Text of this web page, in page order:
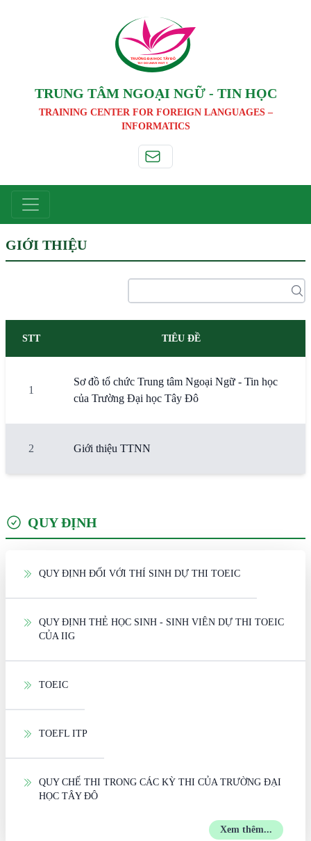
TRƯỜNG ĐẠI HỌC TÂY ĐÔ
TAY DO UNIVERSIT Y
TRUNG TÂM NGOẠI NGỮ - TIN HỌC
TRAINING CENTER FOR FOREIGN LANGUAGES –
INFORMATICS
GIỚI THIỆU
STT TIÊU ĐỀ
1
Sơ đồ tổ chức Trung tâm Ngoại Ngữ - Tin học
của Trường Đại học Tây Đô
2 Giới thiệu TTNN
QUY ĐỊNH
QUY ĐỊNH ĐỐI VỚI THÍ SINH DỰ THI TOEIC
QUY ĐỊNH THẺ HỌC SINH - SINH VIÊN DỰ THI TOEIC
CỦA IIG
TOEIC
TOEFL ITP
QUY CHẾ THI TRONG CÁC KỲ THI CỦA TRƯỜNG ĐẠI
HỌC TÂY ĐÔ
Xem thêm...